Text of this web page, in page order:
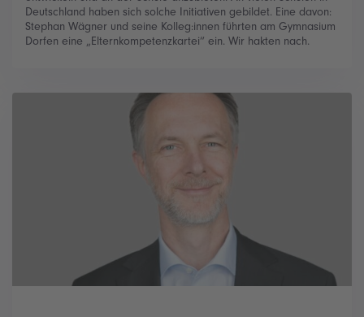
Deutschland haben sich solche Initiativen gebildet. Eine davon:
Stephan Wägner und seine Kolleg:innen führten am Gymnasium
Dorfen eine „Elternkompetenzkartei“ ein. Wir hakten nach.